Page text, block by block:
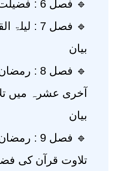
🔹 فصل 6 : فضیلت اعتکاف کا بیان
🔹 فصل 7 :
بیان
🔹 فصل 8 :
آخری عشرہ میں
بیان
🔹 فصل 9 :
تلاوت قرآن کی